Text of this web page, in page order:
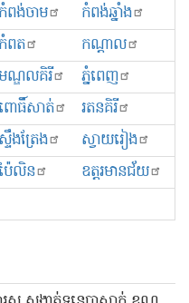
កំពង់ចាម
កំពង់ឆ្នាំង
កំពត
កណ្ដាល
ណ្ឌលគិរី
ភ្នំពេញ
ោធិ៍សាត់
រតនគិរី
ស្ទឹងត្រែង
ស្វាយរៀង
ៃលិន
ឧត្ដរមានជ័យ